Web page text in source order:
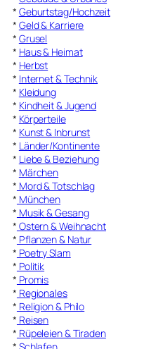
* Geburtstag/Hochzeit
* Geld & Karriere
* Grusel
* Haus & Heimat
* Herbst
* Internet & Technik
* Kleidung
* Kindheit & Jugend
* Körperteile
* Kunst & Inbrunst
* Länder/Kontinente
* Liebe & Beziehung
* Märchen
* Mord & Totschlag
* München
* Musik & Gesang
* Ostern & Weihnacht
* Pflanzen & Natur
* Poetry Slam
* Politik
* Promis
* Regionales
* Religion & Philo
* Reisen
* Rüpeleien & Tiraden
* Schlafen